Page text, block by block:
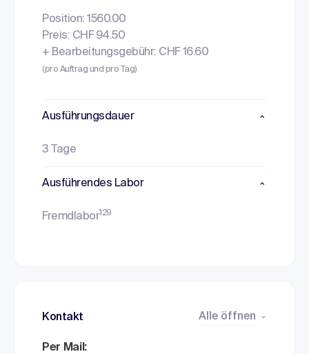
Position: 1560.00
Preis: CHF 94.50
+ Bearbeitungsgebühr: CHF 16.60
(pro Auftrag und pro Tag)
Ausführungsdauer
3 Tage
Ausführendes Labor
Fremdlabor129
Kontakt Alle öffnen
Per Mail: